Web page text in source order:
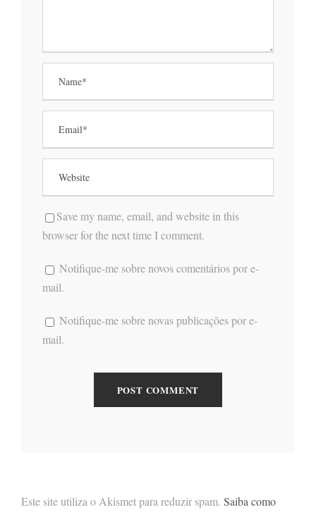
Save my name, email, and website in this
browser for the next time I comment.
Notifique-me sobre novos comentários por e-
mail.
Notifique-me sobre novas publicações por e-
mail.
Este site utiliza o Akismet para reduzir spam. Saiba como